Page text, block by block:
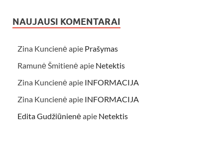
NAUJAUSI KOMENTARAI
Zina Kuncienėapie Prašymas
Ramunė Šmitienėapie Netektis
Zina Kuncienėapie INFORMACIJA
Zina Kuncienėapie INFORMACIJA
Edita Gudžiūnienėapie Netektis